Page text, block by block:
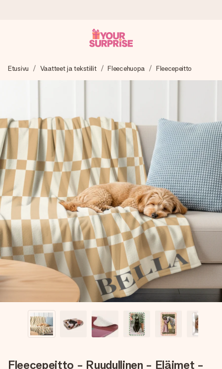
Valmistamme lahjasi huolella ja lähetämme sen hetkessä,
jotta voit antaa sen juuri oikeaan aikaan, kun sillä on eniten
4,8 (+15 000 arvostelun perusteella)
Lahjamme inspiroivat. Asiakkaiden arvosana on 4,8 Google
Reviewsissä.
Ilmainen tervehdyskortti
Tilaa tänään – personoitu lahja valmistuu ja lähtee matkaan
nopeammin kuin ehdit sanoa “yllätys!”
Etusivu Vaatteet ja tekstiilit Fleecehuopa Fleecepeitto
Fleecepeitto - Ruudullinen - Eläimet -